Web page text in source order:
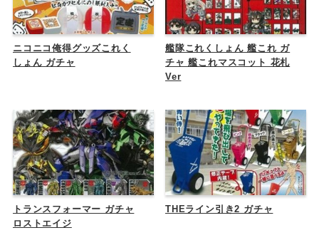
ニコニコ俺得グッズこれく
しょん ガチャ
艦隊これくしょん 艦これ ガ
チャ 艦これマスコット 花札
Ver
トランスフォーマー ガチャ
ロストエイジ
THEライン引き2 ガチャ